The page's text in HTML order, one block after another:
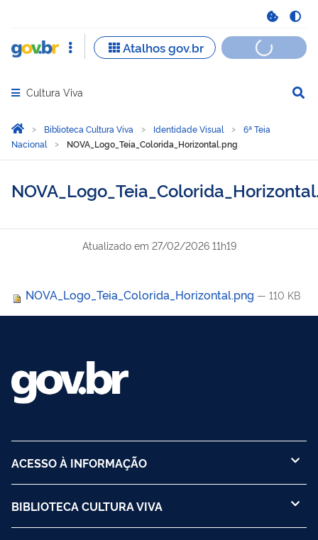
Abrir menu principal de navegação
Cultura Viva
Você está aqui:
Página Inicial
Biblioteca Cultura Viva Identidade Visual
6ª Teia
Nacional
NOVA_Logo_Teia_Colorida_Horizontal.png
Atualizado em 27/02/2026 11h19
NOVA_Logo_Teia_Colorida_Horizontal.png — 110 KB
ACESSO À INFORMAÇÃO
BIBLIOTECA CULTURA VIVA